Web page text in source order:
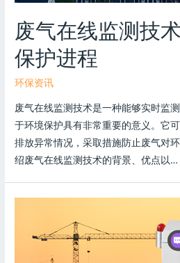
废气在线监测技
保护进程
环保资讯
废气在线监测技术是一种能够实时监
于环境保护具有非常重要的意义。它
排放异常情况，采取措施防止废气对
绍废气在线监测技术的背景、优点以…